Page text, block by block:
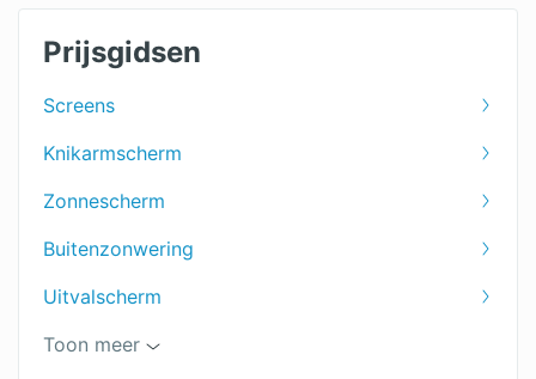
Prijsgidsen
Screens
Knikarmscherm
Zonnescherm
Buitenzonwering
Uitvalscherm
Zonweringspecialist
Toon meer